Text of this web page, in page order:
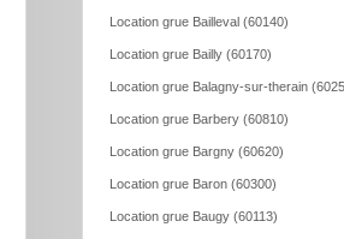
Location grue Bailleval (60140)
Location grue Bailly (60170)
Location grue Balagny-sur-therain
Location grue Barbery (60810)
Location grue Bargny (60620)
Location grue Baron (60300)
Location grue Baugy (60113)